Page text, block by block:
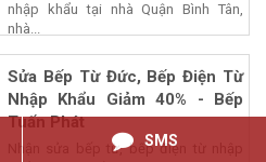
nhập khẩu tại nhà Quận Bình Tân,
nhà...
Sửa Bếp Từ Đức, Bếp Điện Từ
Nhập Khẩu Giảm 40% - Bếp
Tuấn Phát
Nhận sửa bếp từ, bếp điện từ nhập
SMS